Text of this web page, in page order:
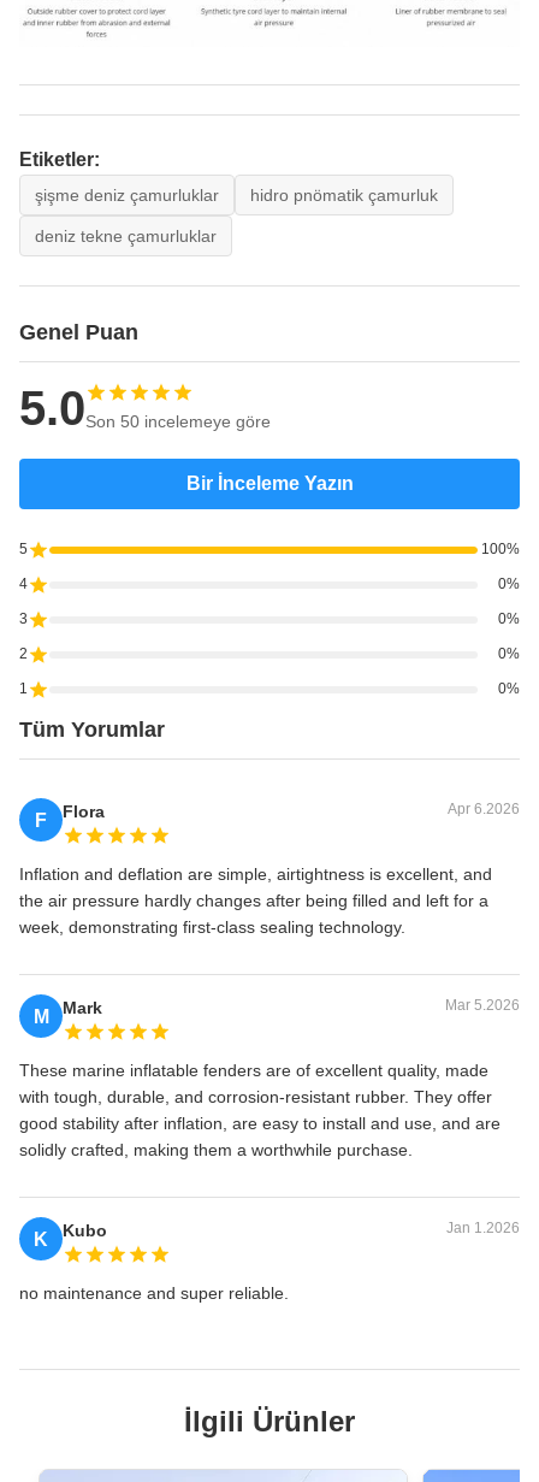
Etiketler:
şişme deniz çamurluklar hidro pnömatik çamurluk
deniz tekne çamurluklar
Genel Puan
5.0Son 50 incelemeye göre
Bir İnceleme Yazın
5 100%
4 0%
3 0%
2 0%
1 0%
Tüm Yorumlar
F Flora Apr 6.2026
Inflation and deflation are simple, airtightness is excellent, and
the air pressure hardly changes after being filled and left for a
week, demonstrating first-class sealing technology.
M Mark Mar 5.2026
These marine inflatable fenders are of excellent quality, made
with tough, durable, and corrosion-resistant rubber. They offer
good stability after inflation, are easy to install and use, and are
solidly crafted, making them a worthwhile purchase.
K Kubo Jan 1.2026
no maintenance and super reliable.
İlgili Ürünler